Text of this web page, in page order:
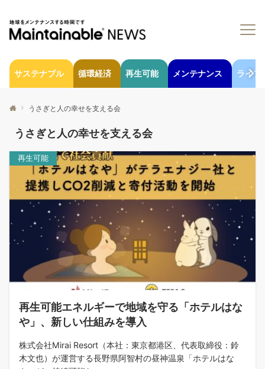
サステナブル 循環経済 再生可能 メンテナンス ライフ
うさぎと人の幸せを支える会
うさぎと人の幸せを支える会
再生可能
再生可能エネルギーで地域を守る「ホテルはな
や」、新しい仕組みを導入
株式会社Mirai Resort（本社：東京都港区、代表取締役：鈴
木文也）が運営する長野県阿智村の昼神温泉「ホテルはな